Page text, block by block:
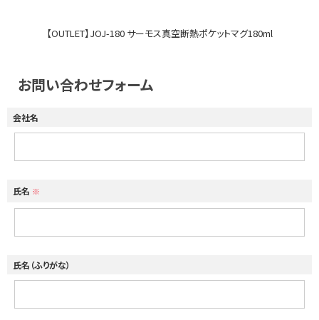
【OUTLET】JOJ-180 サーモス真空断熱ポケットマグ180ml
お問い合わせフォーム
会社名
氏名 ※
氏名（ふりがな）